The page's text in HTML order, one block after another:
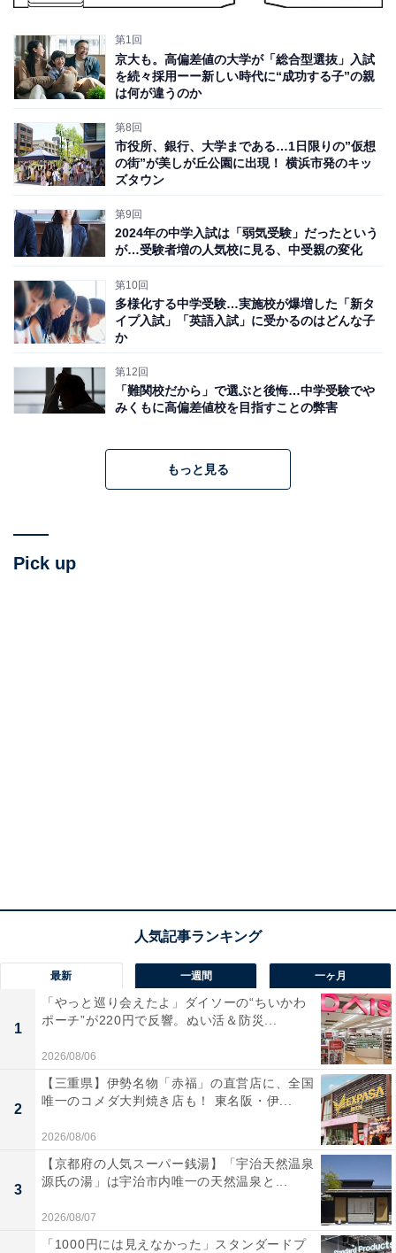
第1回
京大も。高偏差値の大学が「総合型選抜」入試
を続々採用ーー新しい時代に“成功する子”の親
は何が違うのか
第8回
市役所、銀行、大学まである…1日限りの”仮想
の街”が美しが丘公園に出現！ 横浜市発のキッ
ズタウン
第9回
2024年の中学入試は「弱気受験」だったという
が…受験者増の人気校に見る、中受親の変化
第10回
多様化する中学受験…実施校が爆増した「新タ
イプ入試」「英語入試」に受かるのはどんな子
か
第12回
「難関校だから」で選ぶと後悔…中学受験でや
みくもに高偏差値校を目指すことの弊害
もっと見る
Pick up
最新 一週間 一ヶ月
1
「やっと巡り会えたよ」ダイソーの“ちいかわ
ポーチ”が220円で反響。ぬい活＆防災...
2026/08/06
2
【三重県】伊勢名物「赤福」の直営店に、全国
唯一のコメダ大判焼き店も！ 東名阪・伊...
2026/08/06
3
【京都府の人気スーパー銭湯】「宇治天然温泉
源氏の湯」は宇治市内唯一の天然温泉と...
2026/08/07
「1000円には見えなかった」スタンダードプ